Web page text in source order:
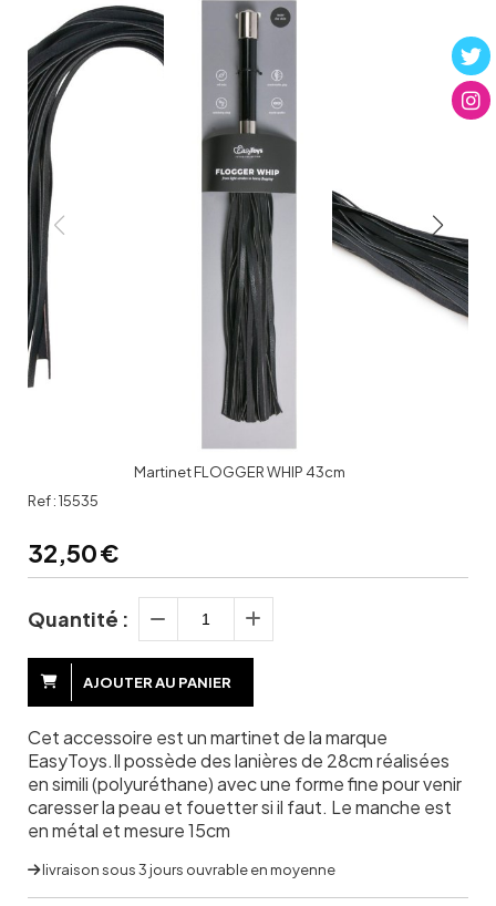
Martinet FLOGGER WHIP 43cm
Ref :15535
32,50€
Quantité :
AJOUTER AU PANIER
Cet accessoire est un martinet de la marque
EasyToys.Il possède des lanières de 28cm réalisées
en simili (polyuréthane) avec une forme fine pour venir
caresser la peau et fouetter si il faut. Le manche est
en métal et mesure 15cm
livraison sous 3 jours ouvrable en moyenne